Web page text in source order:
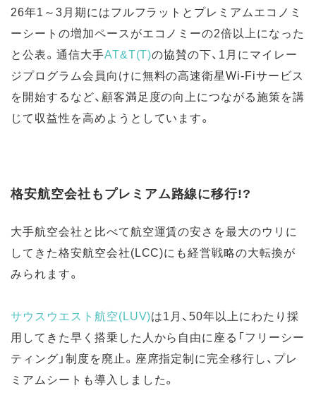
26年1～3月期にはフルフラットとプレミアムエコノミ
ーシートの増加ペースがエコノミーの2倍以上になった
と公表。通信大手AT&T(T)の協賛の下、1月にマイレー
ジプログラム会員向けに無料の高速衛星Wi-Fiサービス
を開始するなど、顧客満足度の向上につながる施策を講
じて収益性を高めようとしています。
格安航空会社もプレミアム路線に移行!?
大手航空会社と比べて航空運賃の安さを最大のウリに
してきた格安航空会社(LCC)にも経営戦略の大転換が
みられます。
サウスウエスト航空(LUV)は1月、50年以上にわたり採
用してきた早く搭乗した人から自由に座る「フリーシー
ティング」制度を廃止。座席指定制に完全移行し、プレ
ミアムシートも導入しました。